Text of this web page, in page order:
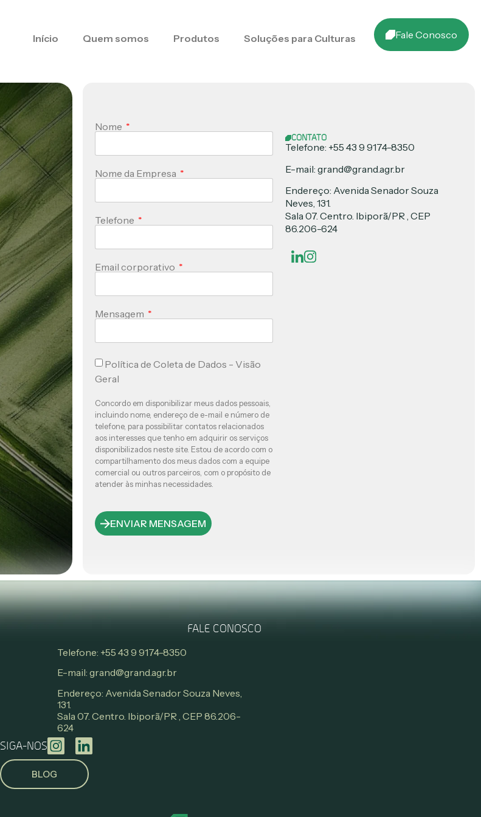
Início Quem somos Produtos Soluções para Culturas Fale Conosco
Nome
Nome da Empresa
Telefone
Email corporativo
Mensagem
Política de Coleta de Dados - Visão
Geral
Concordo em disponibilizar meus dados pessoais,
incluindo nome, endereço de e-mail e número de
telefone, para possibilitar contatos relacionados
aos interesses que tenho em adquirir os serviços
disponibilizados neste site. Estou de acordo com o
compartilhamento dos meus dados com a equipe
comercial ou outros parceiros, com o propósito de
atender às minhas necessidades.
ENVIAR MENSAGEM
CONTATO
Telefone: +55 43 9 9174-8350
E-mail: grand@grand.agr.br
Endereço: Avenida Senador Souza
Neves, 131.
Sala 07. Centro. Ibiporã/PR , CEP
86.206-624
FALE CONOSCO
Telefone: +55 43 9 9174-8350
E-mail: grand@grand.agr.br
Endereço: Avenida Senador Souza Neves,
131.
Sala 07. Centro. Ibiporã/PR , CEP 86.206-
624
SIGA-NOS
BLOG